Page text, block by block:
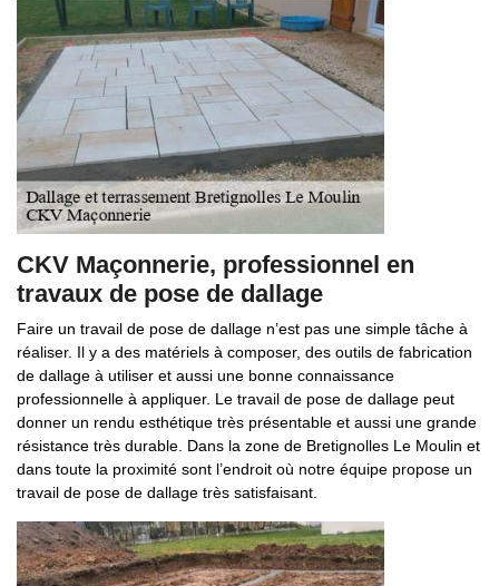
CKV Maçonnerie, professionnel en
travaux de pose de dallage
Faire un travail de pose de dallage n’est pas une simple tâche à
réaliser. Il y a des matériels à composer, des outils de fabrication
de dallage à utiliser et aussi une bonne connaissance
professionnelle à appliquer. Le travail de pose de dallage peut
donner un rendu esthétique très présentable et aussi une grande
résistance très durable. Dans la zone de Bretignolles Le Moulin et
dans toute la proximité sont l’endroit où notre équipe propose un
travail de pose de dallage très satisfaisant.